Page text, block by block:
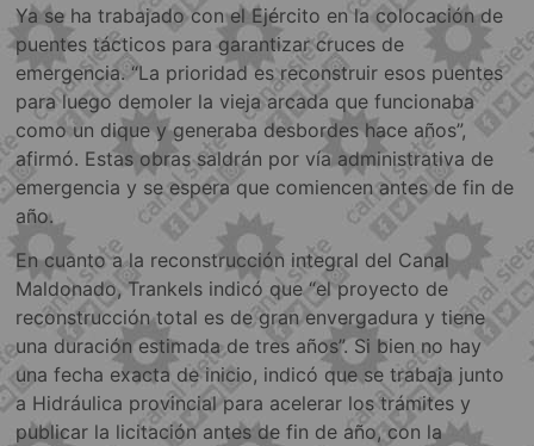
Ya se ha trabajado con el Ejército en la colocación de
puentes tácticos para garantizar cruces de
emergencia. “La prioridad es reconstruir esos puentes
para luego demoler la vieja arcada que funcionaba
como un dique y generaba desbordes hace años”,
afirmó. Estas obras saldrán por vía administrativa de
emergencia y se espera que comiencen antes de fin de
año.
En cuanto a la reconstrucción integral del Canal
Maldonado, Trankels indicó que “el proyecto de
reconstrucción total es de gran envergadura y tiene
una duración estimada de tres años”. Si bien no hay
una fecha exacta de inicio, indicó que se trabaja junto
a Hidráulica provincial para acelerar los trámites y
publicar la licitación antes de fin de año, con la